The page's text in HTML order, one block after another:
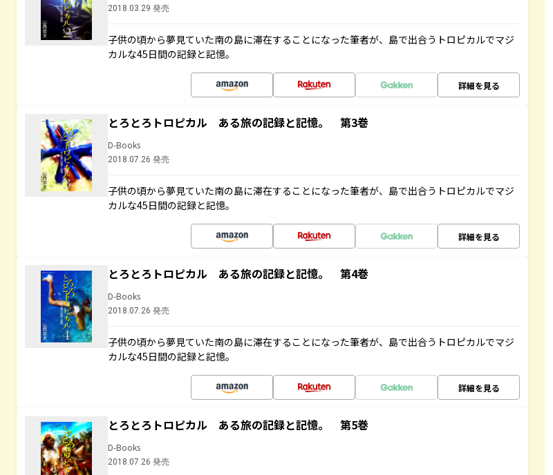
2018.03.29 発売
子供の頃から夢見ていた南の島に滞在することになった筆者が、島で出合うトロピカルでマジ
カルな45日間の記録と記憶。
詳細を見る
とろとろトロピカル ある旅の記録と記憶。 第3巻
D-Books
2018.07.26 発売
子供の頃から夢見ていた南の島に滞在することになった筆者が、島で出合うトロピカルでマジ
カルな45日間の記録と記憶。
詳細を見る
とろとろトロピカル ある旅の記録と記憶。 第4巻
D-Books
2018.07.26 発売
子供の頃から夢見ていた南の島に滞在することになった筆者が、島で出合うトロピカルでマジ
カルな45日間の記録と記憶。
詳細を見る
とろとろトロピカル ある旅の記録と記憶。 第5巻
D-Books
2018.07.26 発売